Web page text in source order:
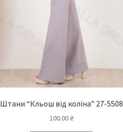
Штани “Кльош від коліна” 27-5508
100.00₴